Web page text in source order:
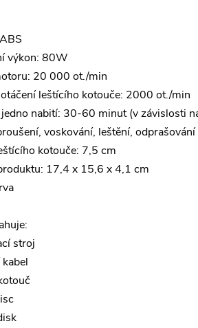
výkon: 80W
20 000 ot./min
leštícího kotouče: 2000 ot./min
nabití: 30-60 minut (v závislosti
voskování, leštění,
kotouče: 7,5 cm
17,4 x 15,6 x 4,1 cm
stroj